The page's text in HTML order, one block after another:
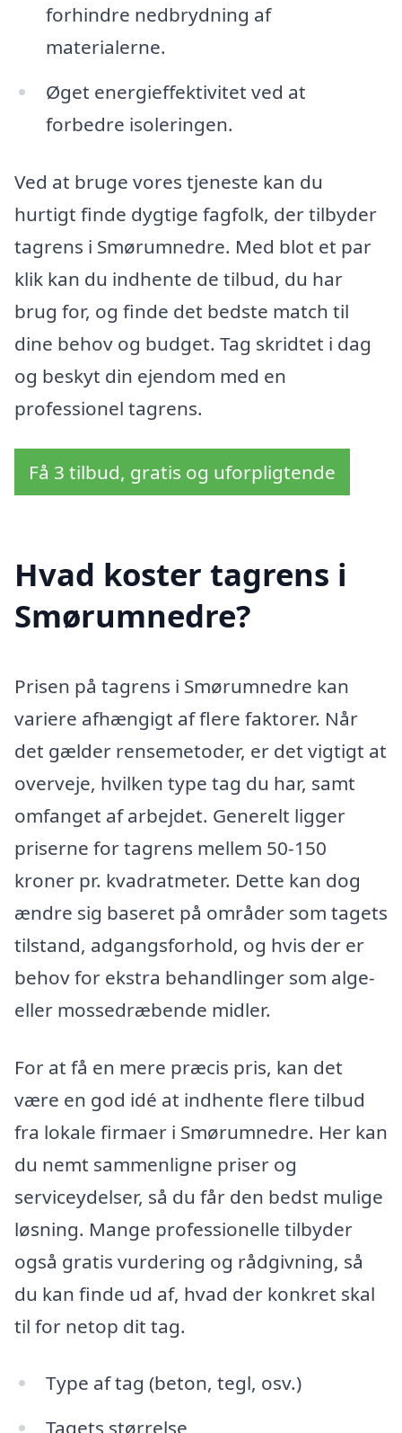
forhindre nedbrydning af
materialerne.
Øget energieffektivitet ved at
forbedre isoleringen.
Ved at bruge vores tjeneste kan du
hurtigt finde dygtige fagfolk, der tilbyder
tagrens i Smørumnedre. Med blot et par
klik kan du indhente de tilbud, du har
brug for, og finde det bedste match til
dine behov og budget. Tag skridtet i dag
og beskyt din ejendom med en
professionel tagrens.
Få 3 tilbud, gratis og uforpligtende
Hvad koster tagrens i
Smørumnedre?
Prisen på tagrens i Smørumnedre kan
variere afhængigt af flere faktorer. Når
det gælder rensemetoder, er det vigtigt at
overveje, hvilken type tag du har, samt
omfanget af arbejdet. Generelt ligger
priserne for tagrens mellem 50-150
kroner pr. kvadratmeter. Dette kan dog
ændre sig baseret på områder som tagets
tilstand, adgangsforhold, og hvis der er
behov for ekstra behandlinger som alge-
eller mossedræbende midler.
For at få en mere præcis pris, kan det
være en god idé at indhente flere tilbud
fra lokale firmaer i Smørumnedre. Her kan
du nemt sammenligne priser og
serviceydelser, så du får den bedst mulige
løsning. Mange professionelle tilbyder
også gratis vurdering og rådgivning, så
du kan finde ud af, hvad der konkret skal
til for netop dit tag.
Type af tag (beton, tegl, osv.)
Tagets størrelse